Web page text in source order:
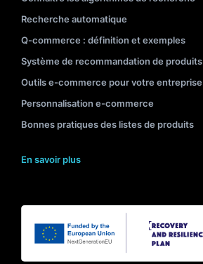
Recherche automatique
Q-commerce : définition et exemples
Système de recommandation de produits
Outils e-commerce pour votre entreprise
Personnalisation e-commerce
Bonnes pratiques des listes de produits
En savoir plus